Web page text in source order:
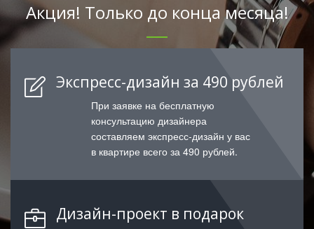
Акция! Только до конца месяца!
Экспресс-дизайн за 490 рублей
При заявке на бесплатную
консультацию дизайнера
составляем экспресс-дизайн у вас
в квартире всего за 490 рублей.
Дизайн-проект в подарок